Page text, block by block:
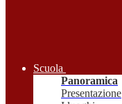
Scuola
Panoramica
Presentazione